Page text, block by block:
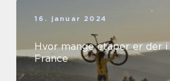
16. januar 2024
Hvor mange etaper er der i
France